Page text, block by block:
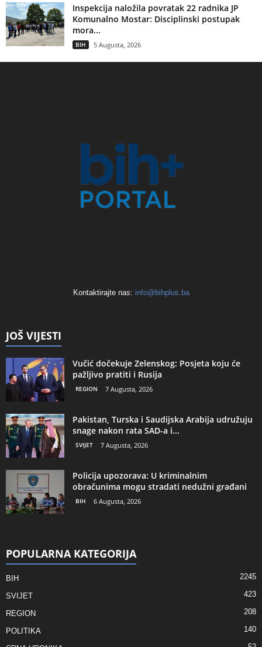
Inspekcija naložila povratak 22 radnika JP
Komunalno Mostar: Disciplinski postupak
mora...
BIH 5 Augusta, 2026
Kontaktirajte nas: info@bihplus.ba
JOŠ VIJESTI
Vučić dočekuje Zelenskog: Posjeta koju će
pažljivo pratiti i Rusija
REGION 7 Augusta, 2026
Pakistan, Turska i Saudijska Arabija udružuju
snage nakon rata SAD-a i...
SVIJET 7 Augusta, 2026
Policija upozorava: U kriminalnim
obračunima mogu stradati nedužni građani
BIH 6 Augusta, 2026
POPULARNA KATEGORIJA
BIH 2245
SVIJET 423
REGION 208
POLITIKA 140